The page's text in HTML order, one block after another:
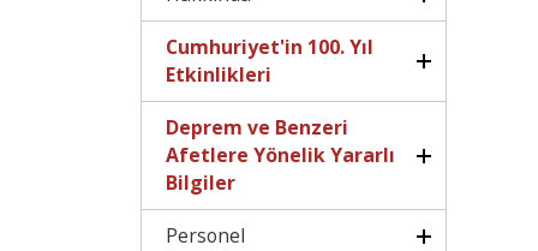
Cumhuriyet'in 100. Yıl
Etkinlikleri
Deprem ve Benzeri
Afetlere Yönelik Yararlı
Bilgiler
Personel